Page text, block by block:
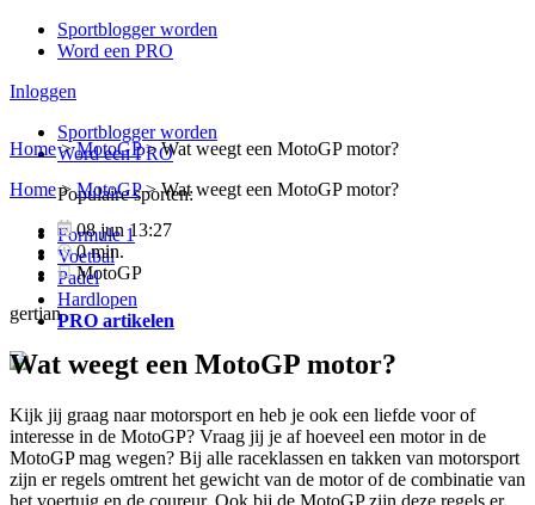
Sportblogger worden
Word een PRO
Inloggen
Sportblogger worden
Word een PRO
Populaire sporten:
Formule 1
Voetbal
Padel
Hardlopen
PRO artikelen
Home>MotoGP>Wat weegt een MotoGP motor?
Home>MotoGP>Wat weegt een MotoGP motor?
08 jun 13:27
0 min.
MotoGP
gertjan
Wat weegt een MotoGP motor?
Kijk jij graag naar motorsport en heb je ook een liefde voor of
interesse in de MotoGP? Vraag jij je af hoeveel een motor in de
MotoGP mag wegen? Bij alle raceklassen en takken van motorsport
zijn er regels omtrent het gewicht van de motor of de combinatie van
het voertuig en de coureur. Ook bij de MotoGP zijn deze regels er.